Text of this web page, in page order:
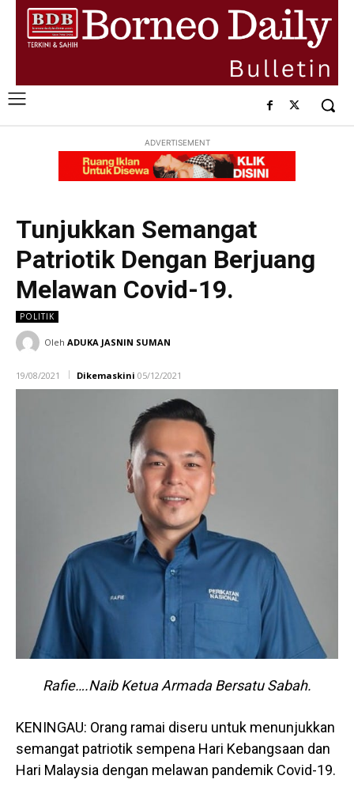
ADVERTISEMENT
Tunjukkan Semangat
Patriotik Dengan Berjuang
Melawan Covid-19.
POLITIK
Oleh ADUKA JASNIN SUMAN
19/08/2021 Dikemaskini 05/12/2021
Rafie….Naib Ketua Armada Bersatu Sabah.
KENINGAU: Orang ramai diseru untuk menunjukkan
semangat patriotik sempena Hari Kebangsaan dan
Hari Malaysia dengan melawan pandemik Covid-19.